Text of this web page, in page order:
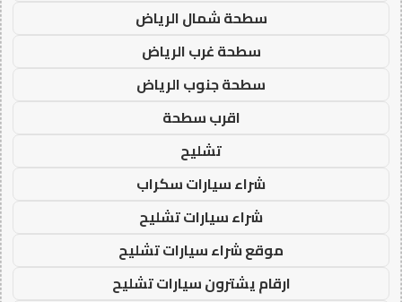
سطحة شمال الرياض
سطحة غرب الرياض
سطحة جنوب الرياض
اقرب سطحة
تشليح
شراء سيارات سكراب
شراء سيارات تشليح
موقع شراء سيارات تشليح
ارقام يشترون سيارات تشليح